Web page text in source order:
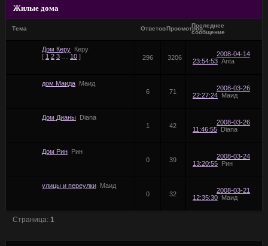
Жилые дома
Тема ОтветовПросмотровПоследнее
сообщение
Дом Керу Керу
[ 1 2 3 10 ] 296 3206
2008-04-14
23:54:53 Anta
дом Маида Маид
6
71
2008-03-26
22:27:24 Маид
Дом Дианы Diana
1
42
2008-03-26
11:46:55 Diana
Дом Рин Рин
0
39
2008-03-24
13:20:55 Рин
улицы и переулки Маид
0
32
2008-03-21
12:35:30 Маид
Страница: 1